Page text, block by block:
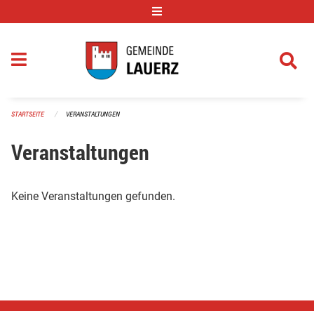
STARTSEITE VERANSTALTUNGEN
Veranstaltungen
Keine Veranstaltungen gefunden.